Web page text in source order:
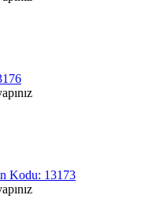
Kodu: 13173